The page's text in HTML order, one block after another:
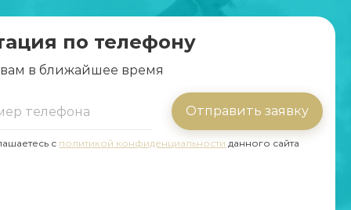
по телефону
в ближайшее время
Отправить заявку
с политикой конфиденциальности данного сайта